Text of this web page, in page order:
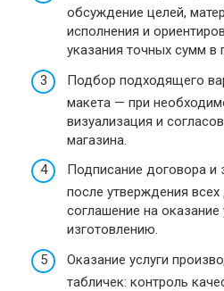
обсуждение целей,
исполнения и
указания точных сумм в
Подбор подходящего
макета — при
визуализация и
магазина.
Подписание договора и
после утверждения
соглашение на оказание
изготовлению.
Оказание услуги
табличек: контроль